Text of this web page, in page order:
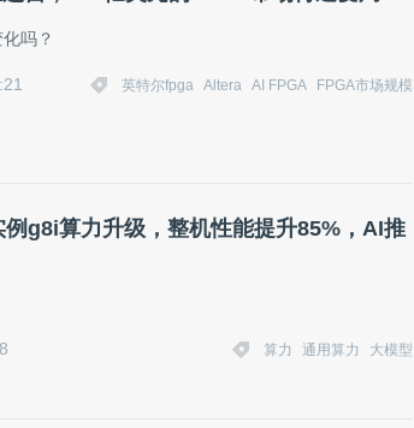
吗？
英特尔fpga Altera AI FPGA FPGA市场规模
例g8i算力升级，整机性能提升85%，AI推
算力 通用算力 大模型